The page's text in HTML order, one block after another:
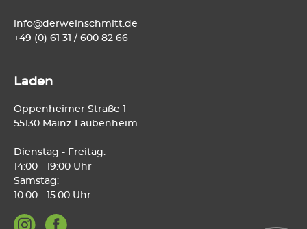
info@derweinschmitt.de
+49 (0) 61 31 / 600 82 66
Laden
Oppenheimer Straße 1
55130 Mainz-Laubenheim
Dienstag - Freitag:
14:00 - 19:00 Uhr
Samstag:
10:00 - 15:00 Uhr